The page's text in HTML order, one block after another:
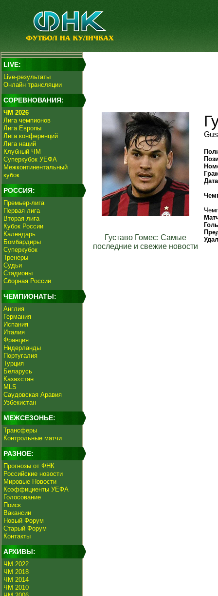
LIVE:
Live-результаты
Онлайн трансляции
СОРЕВНОВАНИЯ:
ЧМ 2026
Лига чемпионов
Лига Европы
Лига конференций
Лига наций
Клубный ЧМ
Суперкубок УЕФА
Межконтинентальный
кубок
РОССИЯ:
Премьер-лига
Первая лига
Вторая лига
Кубок России
Календарь
Бомбардиры
Суперкубок
Тренеры
Судьи
Стадионы
Сборная России
ЧЕМПИОНАТЫ:
Англия
Германия
Испания
Италия
Франция
Нидерланды
Португалия
Турция
Беларусь
Казахстан
MLS
Саудовская Аравия
Узбекистан
МЕЖСЕЗОНЬЕ:
Трансферы
Контрольные матчи
РАЗНОЕ:
Прогнозы от ФНК
Российские новости
Мировые Новости
Коэффициенты УЕФА
Голосование
Поиск
Вакансии
Новый Форум
Старый Форум
Контакты
АРХИВЫ:
ЧМ 2022
ЧМ 2018
ЧМ 2014
ЧМ 2010
Густаво Гомес: Самые
последние и свежие новости